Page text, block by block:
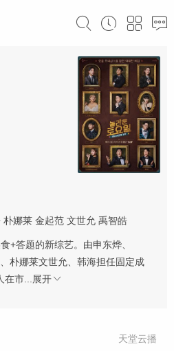
朴娜莱 金起范 文世允 禹智皓
+答题的新综艺。由申东烨、
朴娜莱文世允、韩海担任固定成
市...
展开
天堂云播